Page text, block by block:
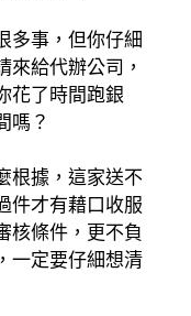
多事，但你仔細
來給代辦公司，
花了時間跑銀
嗎？
根據，這家送不
件才有藉口收服
核條件，更不負
一定要仔細想清